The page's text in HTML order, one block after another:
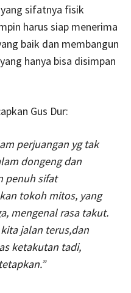
sifatnya fisik
harus siap menerima
baik dan membangun
hanya bisa disimpan
Gus Dur:
perjuangan yg tak
dongeng dan
penuh sifat
tokoh mitos, yang
mengenal rasa takut.
jalan terus,dan
ketakutan tadi,